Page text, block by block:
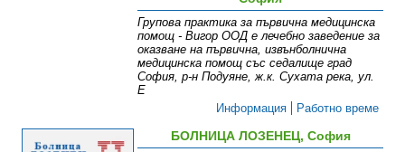
Групова практика за първична медицинска
помощ - Вигор ООД е лечебно заведение за
оказване на първична, извънболнична
медицинска помощ със седалище град
София, р-н Подуяне, ж.к. Сухата река, ул.
Е
Информация
Работно време
БОЛНИЦА ЛОЗЕНЕЦ, София